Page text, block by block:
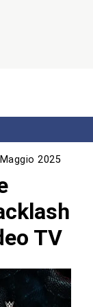
2025
TV